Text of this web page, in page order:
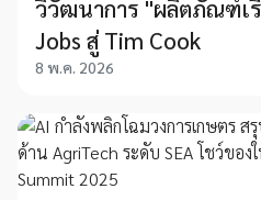
วิวัฒนาการ "ผลิตภัณฑ์เ
Jobs สู่ Tim Cook
8 พ.ค. 2026